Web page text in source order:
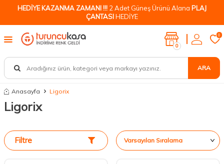
HEDİYE KAZANMA ZAMANI !!! 2 Adet Güneş Ürünü Alana PLAJ
ÇANTASIHEDİYE
ARA
0
0
Anasayfa Ligorix
Ligorix
Filtre